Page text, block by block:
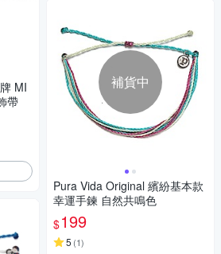
MI
帶
補貨中
Pura Vida Original 繽紛基本款
幸運手鍊 自然共鳴色
$199
5 (1)